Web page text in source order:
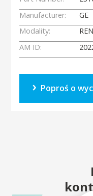
Manufacturer:
GE
Modality:
AM ID:
Poproś o